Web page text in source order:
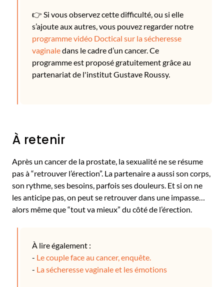
👉 Si vous observez cette difficulté, ou si elle
s’ajoute aux autres, vous pouvez regarder notre
programme vidéo Doctical sur la sécheresse
vaginaledans le cadre d’un cancer. Ce
programme est proposé gratuitement grâce au
partenariat de l'institut Gustave Roussy.
À retenir
Après un cancer de la prostate, la sexualité ne se résume
pas à “retrouver l’érection”. La partenaire a aussi son corps,
son rythme, ses besoins, parfois ses douleurs. Et si on ne
les anticipe pas, on peut se retrouver dans une impasse…
alors même que “tout va mieux” du côté de l’érection.
À lire également :
- Le couple face au cancer, enquête.
- La sécheresse vaginale et les émotions